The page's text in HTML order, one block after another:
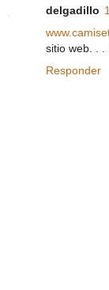
delgadillo
sitio web. . .
Responder